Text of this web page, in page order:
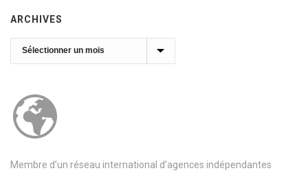
ARCHIVES
Archives
Membre d’un réseau international d’agences indépendantes